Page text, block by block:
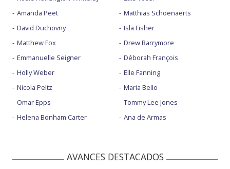
Amanda Peet
David Duchovny
Matthew Fox
Emmanuelle Seigner
Holly Weber
Nicola Peltz
Omar Epps
Helena Bonham Carter
Matthias Schoenaerts
Isla Fisher
Drew Barrymore
Déborah François
Elle Fanning
Maria Bello
Tommy Lee Jones
Ana de Armas
AVANCES DESTACADOS